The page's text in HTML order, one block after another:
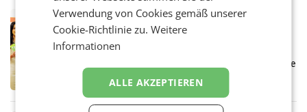
Markterwartung deutlich übertroffen.
RETAIL
Eine Bühne für Zirkularität: ARA und
Müller informieren am POS über
Über den gesamten August hinweg rücken die
Altstoff Recycling Austria AG (ARA) und der
Handelskonzern Müller die Initiative
„Kreislauf-Helden“ in allen österreichischen
Verwendung von Cookies gemäß unserer
Cookie-Richtlinie zu.Weitere
Informationen
ALLE AKZEPTIEREN